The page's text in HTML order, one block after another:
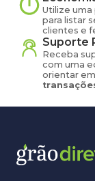
Utilize
para listar
clientes e
Suporte
Receba
com uma
orientar